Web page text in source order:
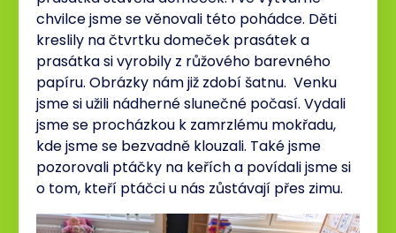
chvilce jsme se věnovali této pohádce. Děti
kreslily na čtvrtku domeček prasátek a
prasátka si vyrobily z růžového barevného
papíru. Obrázky nám již zdobí šatnu. Venku
jsme si užili nádherné slunečné počasí. Vydali
jsme se procházkou k zamrzlému mokřadu,
kde jsme se bezvadně klouzali. Také jsme
pozorovali ptáčky na keřích a povídali jsme si
o tom, kteří ptáčci u nás zůstávají přes zimu.